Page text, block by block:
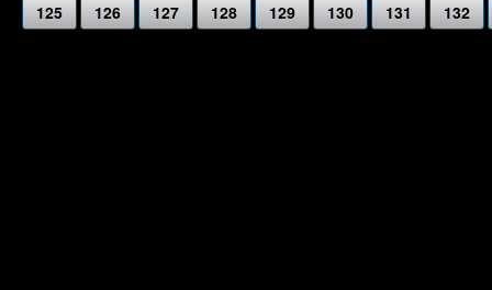
125 126 127 128 129 130 131 132